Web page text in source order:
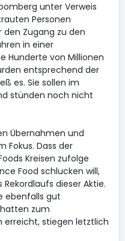
unter Verweis
Personen
den Zugang zu den
in einer
Hunderte von Millionen
entsprechend der
es. Sie sollen im
stünden noch nicht
Übernahmen und
Fokus. Dass der
Kreisen zufolge
Food schlucken will,
dieser Aktie.
ebenfalls gut
zum
erreicht, stiegen letztlich